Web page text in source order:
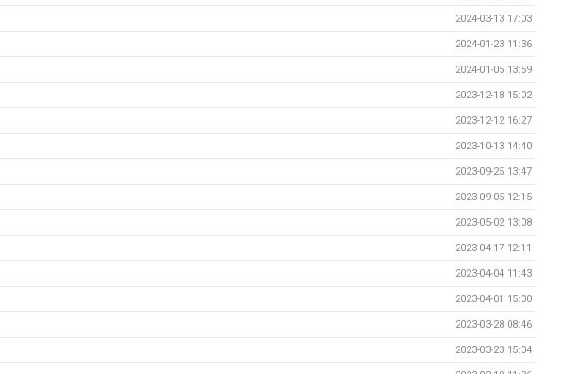
2024-03-13 17:03
2024-01-23 11:36
2024-01-05 13:59
2023-12-18 15:02
2023-12-12 16:27
2023-10-13 14:40
2023-09-25 13:47
2023-09-05 12:15
2023-05-02 13:08
2023-04-17 12:11
2023-04-04 11:43
2023-04-01 15:00
2023-03-28 08:46
2023-03-23 15:04